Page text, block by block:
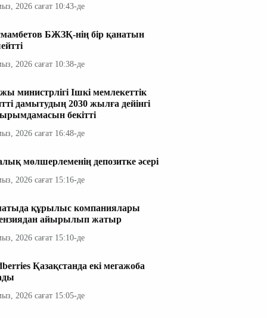
2026 сағат 10:43-де
БЖЗҚ-нің бір қанатын
2026 сағат 10:38-де
министрлігі Ішкі мемлекеттік
дамытудың 2030 жылға дейінгі
бекітті
2026 сағат 16:48-де
мөлшерлеменің депозитке әсері
2026 сағат 15:16-де
құрылыс компаниялары
айырылып жатыр
2026 сағат 15:10-де
Қазақстанда екі мегажоба
2026 сағат 15:05-де